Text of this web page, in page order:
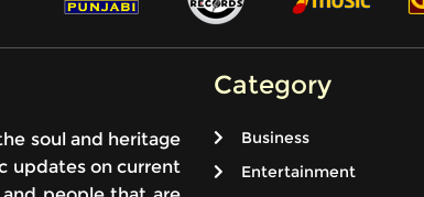
soul and heritage
updates on current
Category
Business
Entertainment